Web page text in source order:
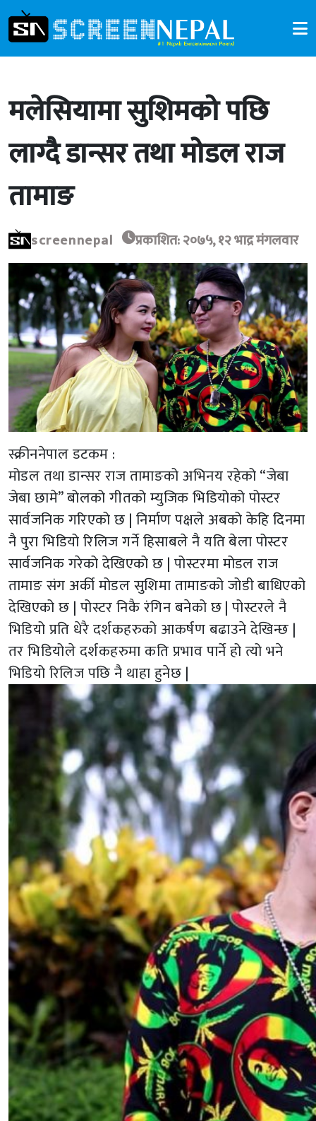
मलेसियामा सुशिमको पछि
लाग्दै डान्सर तथा मोडल राज
तामाङ
screennepal प्रकाशित: २०७५, १२ भाद्र मंगलवार
स्क्रीननेपाल डटकम :
मोडल तथा डान्सर राज तामाङको अभिनय रहेको “जेबा
जेबा छामे” बोलको गीतको म्युजिक भिडियोको पोस्टर
सार्वजनिक गरिएको छ | निर्माण पक्षले अबको केहि दिनमा
नै पुरा भिडियो रिलिज गर्ने हिसाबले नै यति बेला पोस्टर
सार्वजनिक गरेको देखिएको छ | पोस्टरमा मोडल राज
तामाङ संग अर्की मोडल सुशिमा तामाङको जोडी बाधिएको
देखिएको छ | पोस्टर निकै रंगिन बनेको छ | पोस्टरले नै
भिडियो प्रति धेरै दर्शकहरुको आकर्षण बढाउने देखिन्छ |
तर भिडियोले दर्शकहरुमा कति प्रभाव पार्ने हो त्यो भने
भिडियो रिलिज पछि नै थाहा हुनेछ |